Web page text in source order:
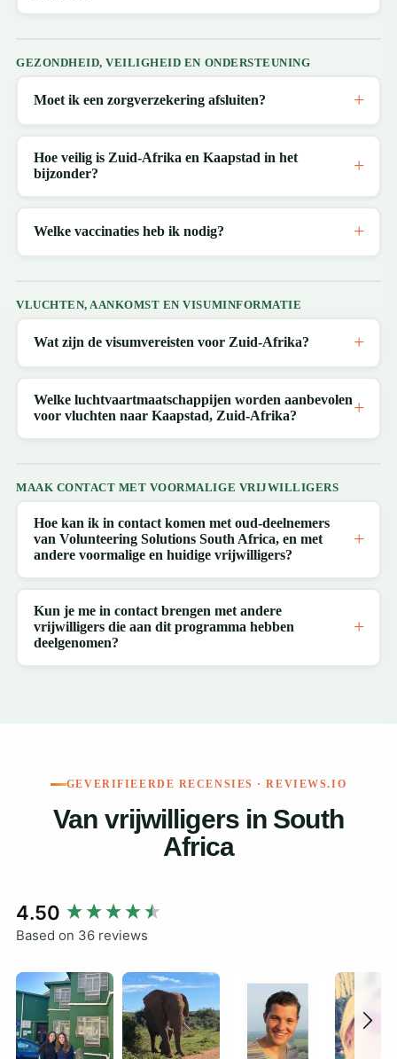
GEZONDHEID, VEILIGHEID EN ONDERSTEUNING
Moet ik een zorgverzekering afsluiten?
Hoe veilig is Zuid-Afrika en Kaapstad in het
bijzonder?
Welke vaccinaties heb ik nodig?
VLUCHTEN, AANKOMST EN VISUMINFORMATIE
Wat zijn de visumvereisten voor Zuid-Afrika?
Welke luchtvaartmaatschappijen worden aanbevolen
voor vluchten naar Kaapstad, Zuid-Afrika?
MAAK CONTACT MET VOORMALIGE VRIJWILLIGERS
Hoe kan ik in contact komen met oud-deelnemers
van Volunteering Solutions South Africa, en met
andere voormalige en huidige vrijwilligers?
Kun je me in contact brengen met andere
vrijwilligers die aan dit programma hebben
deelgenomen?
GEVERIFIEERDE RECENSIES · REVIEWS.IO
Van vrijwilligers in South
Africa
4.50
Based on 36 reviews
New content loaded